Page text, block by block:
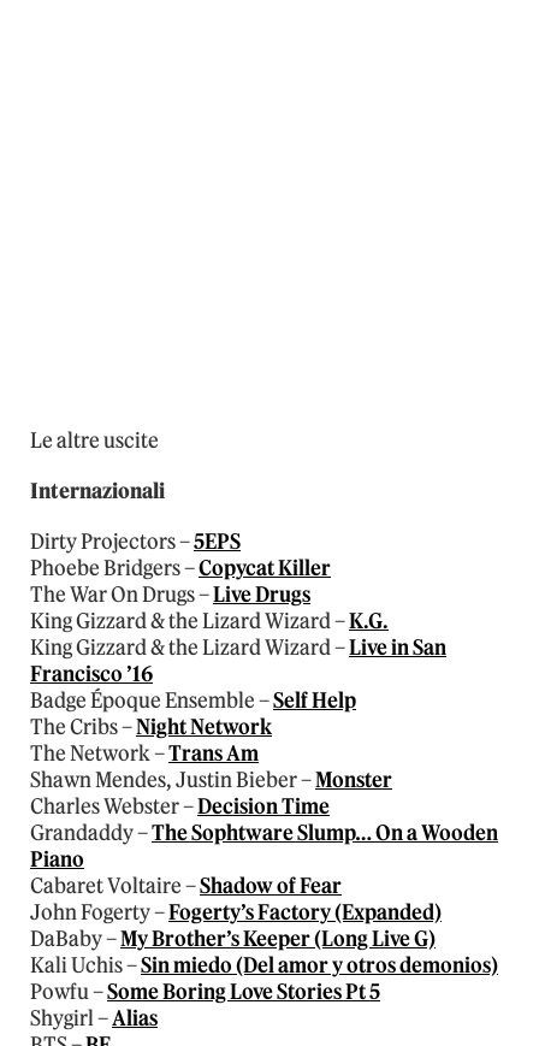
Le altre uscite
Internazionali
Dirty Projectors –5EPS
Phoebe Bridgers –Copycat Killer
The War On Drugs –Live Drugs
King Gizzard & the Lizard Wizard –K.G.
King Gizzard & the Lizard Wizard –Live in San
Francisco ’16
Badge Époque Ensemble –Self Help
The Cribs –Night Network
The Network –Trans Am
Shawn Mendes, Justin Bieber –Monster
Charles Webster –Decision Time
Grandaddy –The Sophtware Slump… On a Wooden
Piano
Cabaret Voltaire –Shadow of Fear
John Fogerty –Fogerty’s Factory (Expanded)
DaBaby –My Brother’s Keeper (Long Live G)
Kali Uchis –Sin miedo (Del amor y otros demonios)
Powfu –Some Boring Love Stories Pt 5
Shygirl –Alias